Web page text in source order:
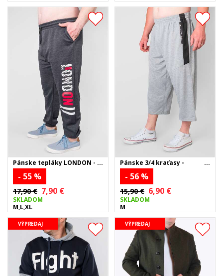
Pánske tepláky LONDON -
tmavosivé
- 55 %
17,90 € 7,90 €
SKLADOM
M,L,XL
Pánske 3/4 kraťasy -
svetlosivé
- 56 %
15,90 € 6,90 €
SKLADOM
M
VÝPREDAJ VÝPREDAJ